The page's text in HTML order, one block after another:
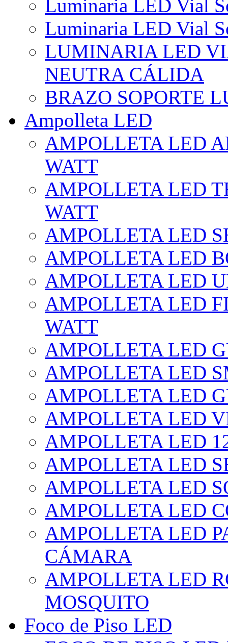
Luminaria LED Vial
Luminaria LED Vial
LUMINARIA LED
NEUTRA CÁLIDA
BRAZO SOPORTE
Ampolleta LED
AMPOLLETA LED
WATT
AMPOLLETA LED
WATT
AMPOLLETA LED
AMPOLLETA LED
AMPOLLETA LED
AMPOLLETA LED
WATT
AMPOLLETA LED
AMPOLLETA LED
AMPOLLETA LED
AMPOLLETA LED
AMPOLLETA LED
AMPOLLETA LED
AMPOLLETA LED
AMPOLLETA LED
AMPOLLETA LED
CÁMARA
AMPOLLETA LED
MOSQUITO
Foco de Piso LED